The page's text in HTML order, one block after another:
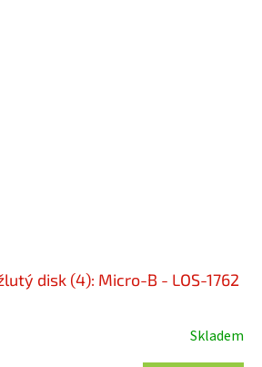
disk (4): Micro-B - LOS-1762
Skladem